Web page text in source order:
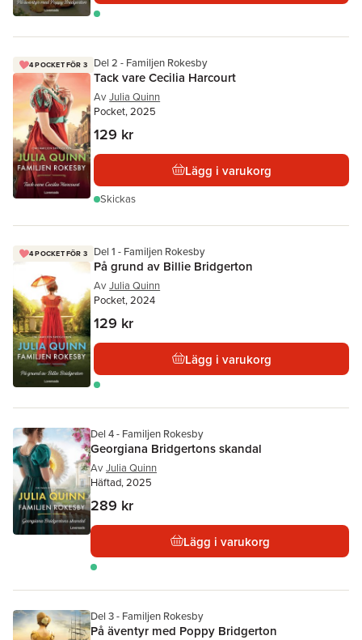
4 POCKET FÖR 3 Del 2 - Familjen Rokesby
Tack vare Cecilia Harcourt
Av Julia Quinn
Pocket, 2025
129 kr
Lägg i varukorg
Skickas
4 POCKET FÖR 3 Del 1 - Familjen Rokesby
På grund av Billie Bridgerton
Av Julia Quinn
Pocket, 2024
129 kr
Lägg i varukorg
Del 4 - Familjen Rokesby
Georgiana Bridgertons skandal
Av Julia Quinn
Häftad, 2025
289 kr
Lägg i varukorg
Del 3 - Familjen Rokesby
På äventyr med Poppy Bridgerton